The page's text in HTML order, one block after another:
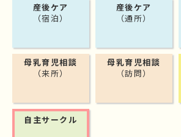
産後ケア
（宿泊）
産後ケア
（通所）
母乳育児相談
（来所）
母乳育児相談
（訪問）
自主サークル